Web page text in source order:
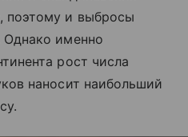
поэтому и выбросы
именно
рост числа
наносит наибольший